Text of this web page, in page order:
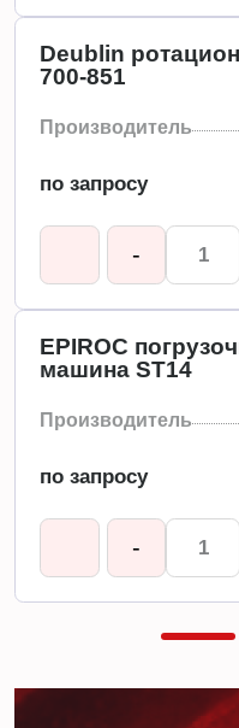
Deublin
700-851
Производитель
по запросу
-
EPIROC
машина ST14
Производитель
по запросу
-